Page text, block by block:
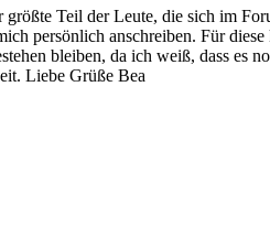
Teil der Leute, die sich im
persönlich anschreiben. Für
bleiben, da ich weiß, dass es
Liebe Grüße Bea